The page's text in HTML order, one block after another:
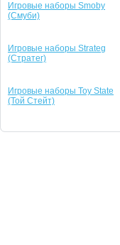
Игровые наборы Smoby
(Смуби)
Игровые наборы Strateg
(Стратег)
Игровые наборы Toy State
(Той Стейт)